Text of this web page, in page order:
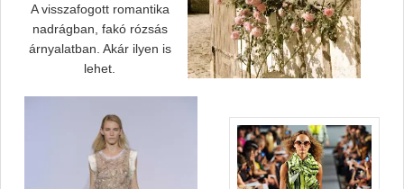
A visszafogott romantika
nadrágban, fakó rózsás
árnyalatban. Akár ilyen is
lehet.